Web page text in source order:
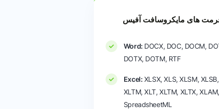
های مایکروسافت آفیس
Word: DOCX, DOC, DOCM,
DOTX, DOTM, RTF
Excel: XLSX, XLS, XLSM, XLSB,
XLTM, XLT, XLTM, XLTX,
SpreadsheetML